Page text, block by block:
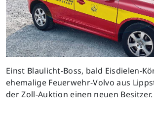
Einst Blaulicht-Boss, bald Eisdielen-
ehemalige Feuerwehr-Volvo aus
der Zoll-Auktion einen neuen Besitzer.